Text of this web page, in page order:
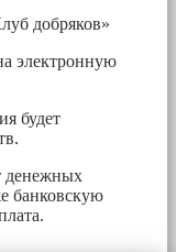
добряков»
электронную
будет
денежных
банковскую